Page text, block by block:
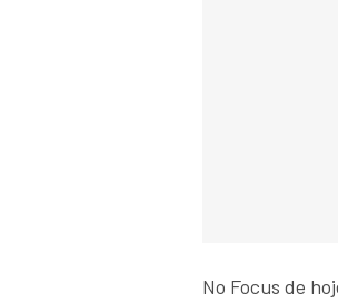
No Focus de